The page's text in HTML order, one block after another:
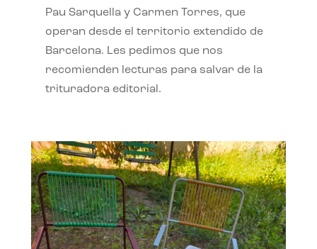
Pau Sarquella y Carmen Torres, que
operan desde el territorio extendido de
Barcelona. Les pedimos que nos
recomienden lecturas para salvar de la
trituradora editorial.